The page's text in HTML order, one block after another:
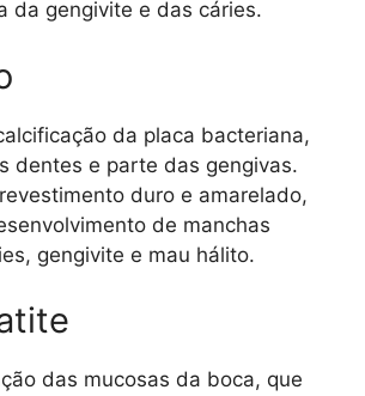
da gengivite e das cáries.
da placa bacteriana,
dentes e parte das gengivas.
duro e amarelado,
de manchas
gengivite e mau hálito.
das mucosas da boca, que